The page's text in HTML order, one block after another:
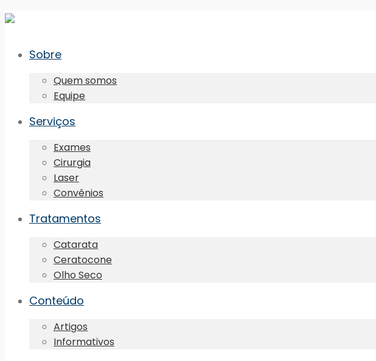
Sobre
Quem somos
Equipe
Serviços
Exames
Cirurgia
Laser
Convênios
Tratamentos
Catarata
Ceratocone
Olho Seco
Conteúdo
Artigos
Informativos